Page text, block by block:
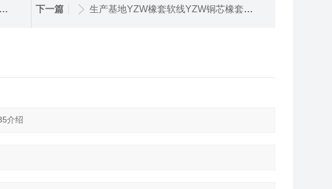
下一篇 生产基地YZW橡套软线YZW铜芯橡套电缆价格